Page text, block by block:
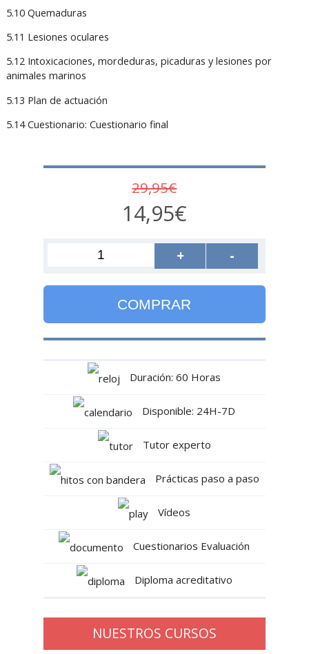
5.10 Quemaduras
5.11 Lesiones oculares
5.12 Intoxicaciones, mordeduras, picaduras y lesiones por
animales marinos
5.13 Plan de actuación
5.14 Cuestionario: Cuestionario final
29,95€
14,95€
+ -
COMPRAR
Duración: 60 Horas
Disponible: 24H-7D
Tutor experto
Prácticas paso a paso
Vídeos
Cuestionarios Evaluación
Diploma acreditativo
NUESTROS CURSOS